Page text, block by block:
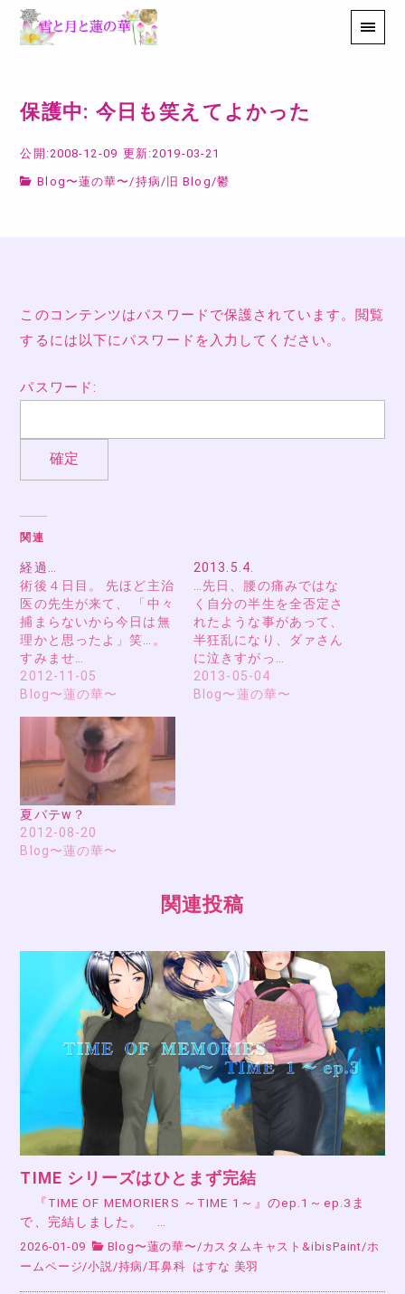
保護中: 今日も笑えてよかった
公開:2008-12-09 更新:2019-03-21
Blog〜蓮の華〜 /持病 / 旧 Blog /鬱
このコンテンツはパスワードで保護されています。閲覧
するには以下にパスワードを入力してください。
パスワード:
関連
経過…
術後４日目。 先ほど主治
医の先生が来て、 「中々
捕まらないから今日は無
理かと思ったよ」笑…。
すみませ…
2012-11-05
Blog〜蓮の華〜
2013.5.4.
…先日、腰の痛みではな
く自分の半生を全否定さ
れたような事があって、
半狂乱になり、ダァさん
に泣きすがっ…
2013-05-04
Blog〜蓮の華〜
夏バテw？
2012-08-20
Blog〜蓮の華〜
関連投稿
TIME シリーズはひとまず完結
『TIME OF MEMORIERS ～TIME 1～』のep.1～ep.3ま
で、完結しました。 …
2026-01-09 Blog〜蓮の華〜 /カスタムキャスト&ibisPaint/ホ
ームページ/小説 /持病 /耳鼻科 はすな 美羽